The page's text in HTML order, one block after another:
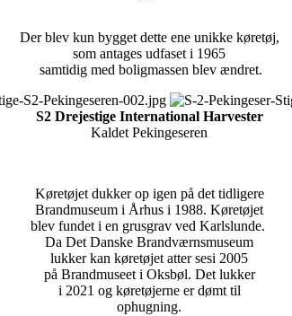
Der blev kun bygget dette ene unikke køretøj,
som antages udfaset i 1965
samtidig med boligmassen blev ændret.
S2 Drejestige International Harvester
Kaldet Pekingeseren
Køretøjet dukker op igen på det tidligere
Brandmuseum i Århus i 1988. Køretøjet
blev fundet i en grusgrav ved Karlslunde.
Da Det Danske Brandværnsmuseum
lukker kan køretøjet atter sesi 2005
på Brandmuseet i Oksbøl. Det lukker
i 2021 og køretøjerne er dømt til
ophugning.